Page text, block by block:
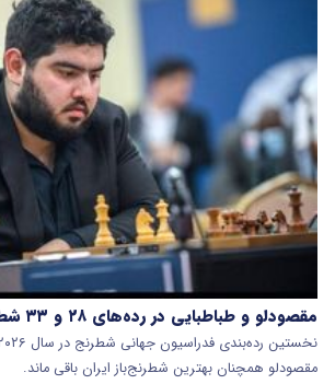
مقصودلو و طباطبایی در رده‌های ۲۸ و ۳۳ شطرنج جهان ایستادند
مقصودلو همچنان بهترین شطرنج‌باز ایران باقی ماند.